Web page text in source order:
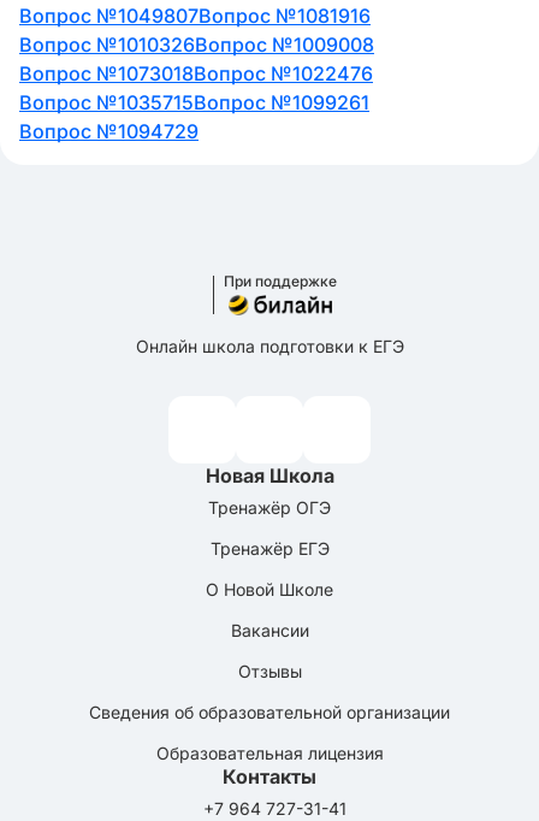
Вопрос №1049807Вопрос №1081916
Вопрос №1010326Вопрос №1009008
Вопрос №1073018Вопрос №1022476
Вопрос №1035715Вопрос №1099261
Вопрос №1094729
При поддержке
Онлайн школа подготовки к ЕГЭ
Новая Школа
Тренажёр ОГЭ
Тренажёр ЕГЭ
О Новой Школе
Вакансии
Отзывы
Сведения об образовательной организации
Образовательная лицензия
Контакты
+7 964 727-31-41